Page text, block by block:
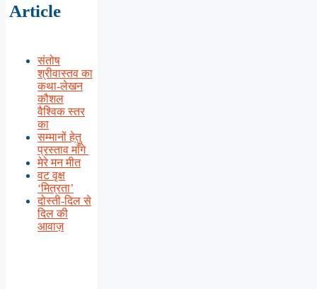
Article
संतोष
श्रीवास्तव का
कथा-लेखन
कौशल
वैश्विक स्तर
का
सम्मानों हेतु
प्रस्ताव माँगे
मेरे मन मीत
वट वृक्ष
‘मित्रता’
दोस्ती-दिल से
दिल की
आवाज़